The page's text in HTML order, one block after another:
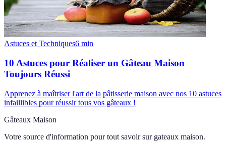
Astuces et Techniques6 min
10 Astuces pour Réaliser un Gâteau Maison
Toujours Réussi
Apprenez à maîtriser l'art de la pâtisserie maison avec nos 10 astuces
infaillibles pour réussir tous vos gâteaux !
Gâteaux Maison
Votre source d'information pour tout savoir sur gateaux maison.